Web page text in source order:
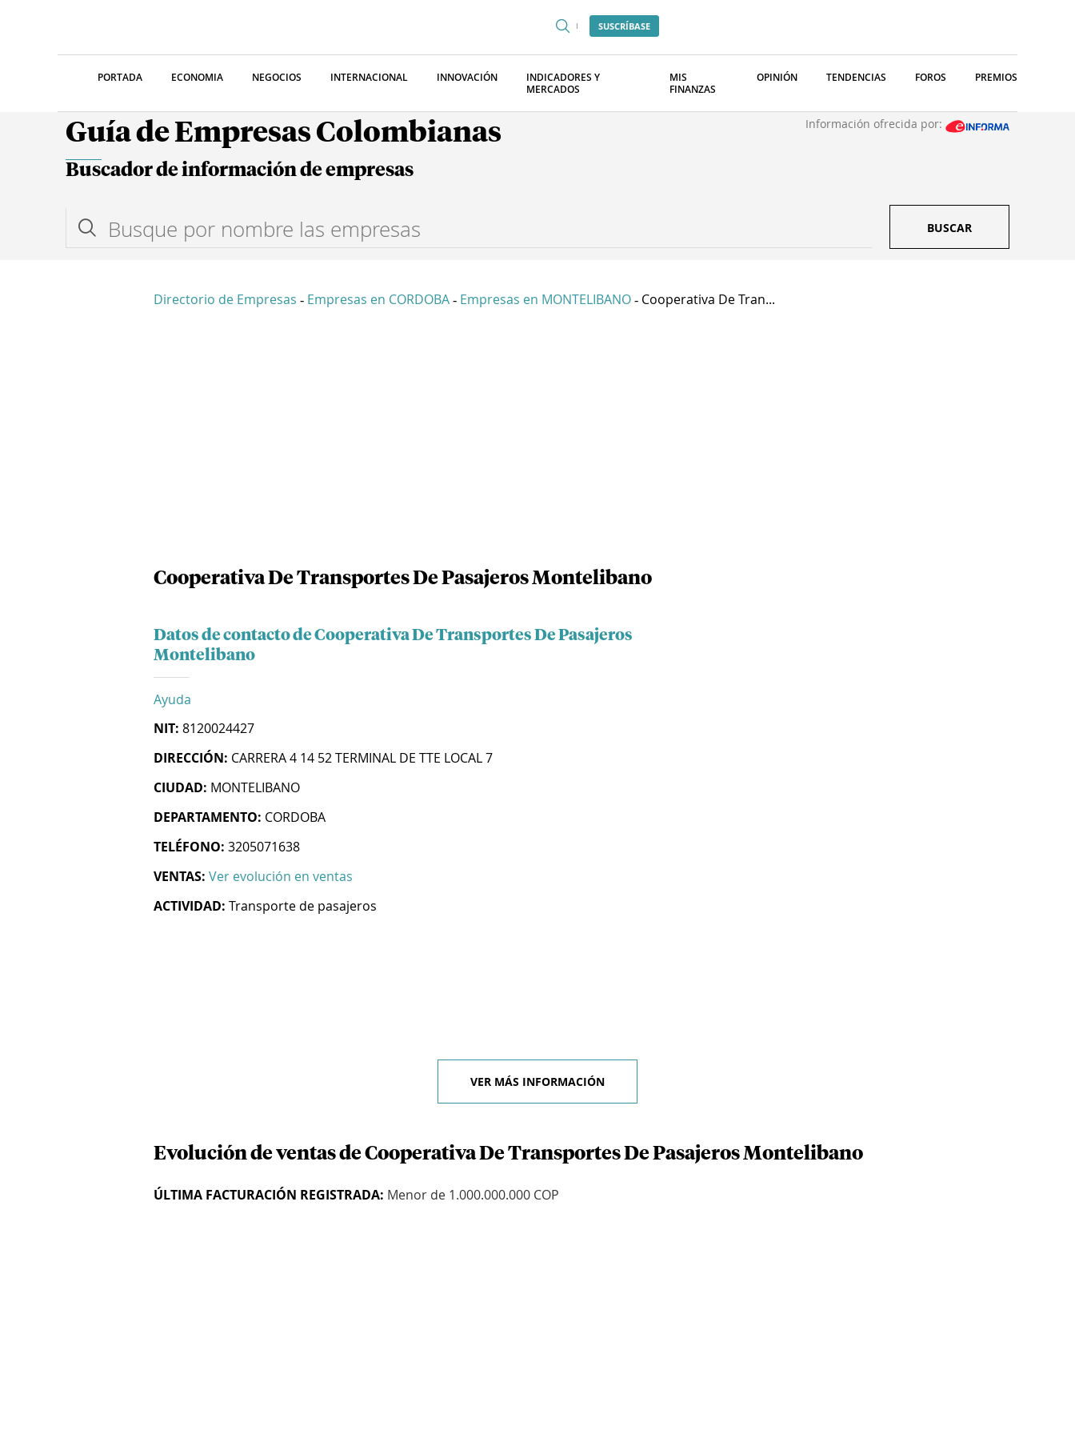
SUSCRÍBASE
PORTADA ECONOMIA NEGOCIOS INTERNACIONAL INNOVACIÓN
INDICADORES Y
MERCADOS
MIS
FINANZAS
OPINIÓN TENDENCIAS FOROS PREMIOS
Guía de Empresas Colombianas Información ofrecida por:
Buscador de información de empresas
BUSCAR
Directorio de Empresas - Empresas en CORDOBA - Empresas en MONTELIBANO - Cooperativa De Tran...
Cooperativa De Transportes De Pasajeros Montelibano
Datos de contacto de Cooperativa De Transportes De Pasajeros
Montelibano
Ayuda
NIT: 8120024427
DIRECCIÓN: CARRERA 4 14 52 TERMINAL DE TTE LOCAL 7
CIUDAD: MONTELIBANO
DEPARTAMENTO: CORDOBA
TELÉFONO: 3205071638
VENTAS: Ver evolución en ventas
ACTIVIDAD: Transporte de pasajeros
VER MÁS INFORMACIÓN
Evolución de ventas de Cooperativa De Transportes De Pasajeros Montelibano
ÚLTIMA FACTURACIÓN REGISTRADA: Menor de 1.000.000.000 COP